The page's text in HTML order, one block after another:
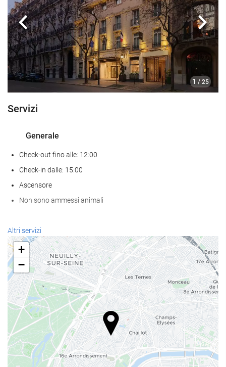
1 / 25
Anteriore
Servizi
Generale
Check-out fino alle: 12:00
Check-in dalle: 15:00
Ascensore
Non sono ammessi animali
Servizio di accoglienza
reception 24 ore su 24
deposito bagagli
Pasto e bevanda
Ristorante à la carte
Strutture business
Altri servizi
+
−